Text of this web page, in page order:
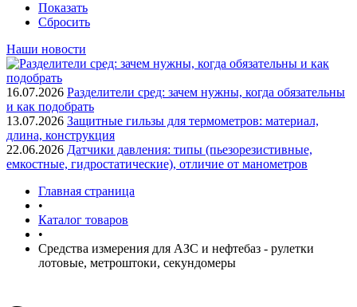
Показать
Сбросить
Наши новости
16.07.2026 Разделители сред: зачем нужны, когда обязательны
и как подобрать
13.07.2026 Защитные гильзы для термометров: материал,
длина, конструкция
22.06.2026 Датчики давления: типы (пьезорезистивные,
емкостные, гидростатические), отличие от манометров
Главная страница
•
Каталог товаров
•
Средства измерения для АЗС и нефтебаз - рулетки
лотовые, метроштоки, секундомеры